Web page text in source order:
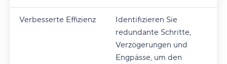
Verbesserte Effizienz
Identifizieren Sie
redundante Schritte,
Verzögerungen und
Engpässe, um den